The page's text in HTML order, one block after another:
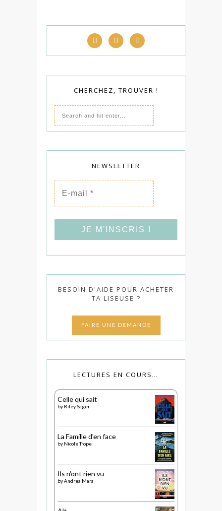
CHERCHEZ, TROUVER !
NEWSLETTER
E-
mail
*
BESOIN D'AIDE POUR ACHETER
TA LISEUSE ?
FAIRE UNE DEMANDE
LECTURES EN COURS…
Celle qui sait
by Riley Sager
La Famille d'en face
by Nicole Trope
Ils n'ont rien vu
byAndrea Mara